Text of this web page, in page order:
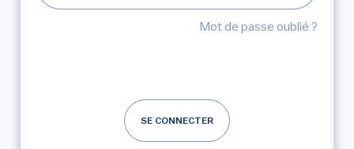
Mot de passe oublié ?
SE CONNECTER